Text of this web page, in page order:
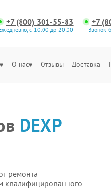
+7 (800) 301-55-83
Ежедневно, с 10:00 до 20:00
+7
Звонок
О нас Отзывы Доставка
DEXP
ремонта
квалифицированного